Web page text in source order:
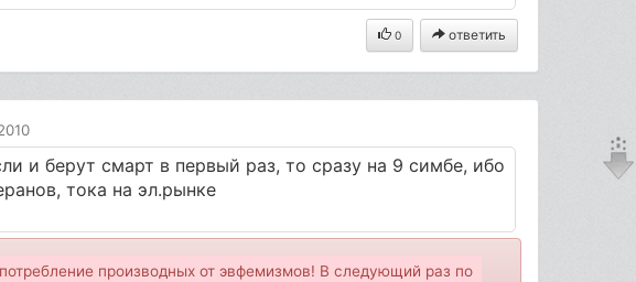
0 ответить
и берут смарт в первый раз, то сразу на 9 симбе, ибо
тока на эл.рынке
производных от эвфемизмов! В следующий раз по